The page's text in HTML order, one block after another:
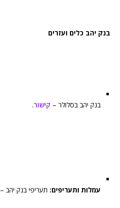
בנק יהב כלים ועזרים
בנק יהב בסלולר – קישור.
עמלות ותעריפים: תעריפי בנק יהב –